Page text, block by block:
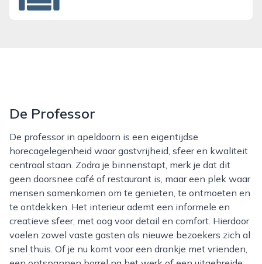
De Professor
De professor in apeldoorn is een eigentijdse
horecagelegenheid waar gastvrijheid, sfeer en kwaliteit
centraal staan. Zodra je binnenstapt, merk je dat dit
geen doorsnee café of restaurant is, maar een plek waar
mensen samenkomen om te genieten, te ontmoeten en
te ontdekken. Het interieur ademt een informele en
creatieve sfeer, met oog voor detail en comfort. Hierdoor
voelen zowel vaste gasten als nieuwe bezoekers zich al
snel thuis. Of je nu komt voor een drankje met vrienden,